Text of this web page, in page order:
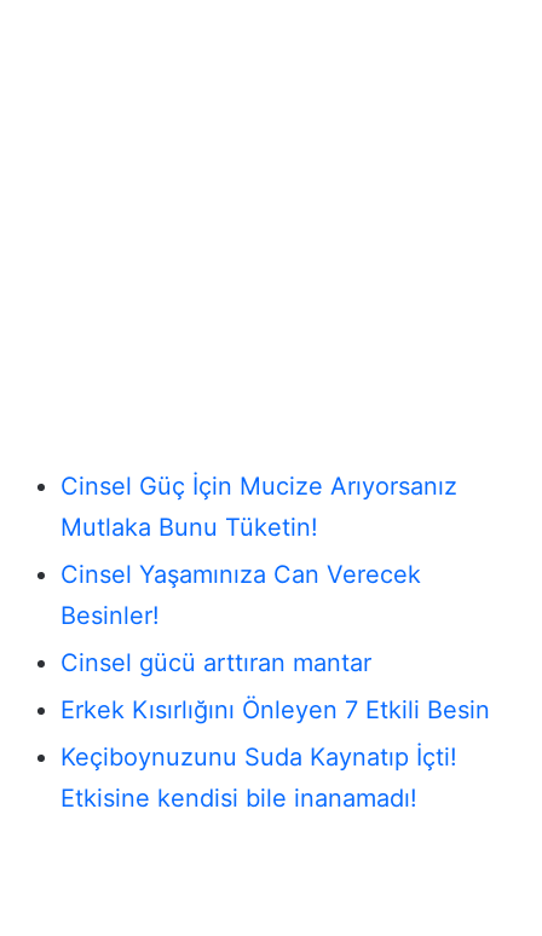
Cinsel Güç İçin Mucize Arıyorsanız
Mutlaka Bunu Tüketin!
Cinsel Yaşamınıza Can Verecek
Besinler!
Cinsel gücü arttıran mantar
Erkek Kısırlığını Önleyen 7 Etkili Besin
Keçiboynuzunu Suda Kaynatıp İçti!
Etkisine kendisi bile inanamadı!